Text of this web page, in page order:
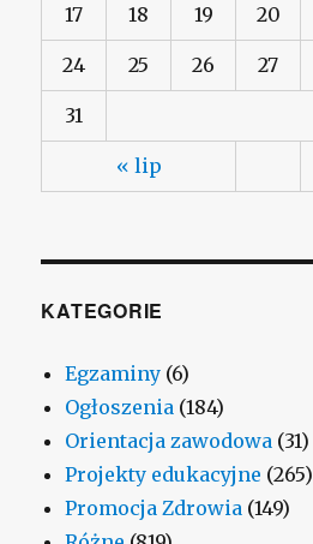
« lip
17 18 19 20
24 25 26 27
31
KATEGORIE
Egzaminy (6)
Ogłoszenia (184)
Orientacja zawodowa (31)
Projekty edukacyjne (265)
Promocja Zdrowia (149)